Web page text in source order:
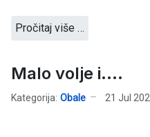
Pročitaj više …
Malo volje i....
Kategorija: Obale 21 Jul